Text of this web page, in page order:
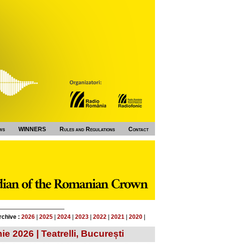
WINNERS Rules and Regulations Contact
: 2026 2025 2024 2023 2022 2021 2020
2026 | Teatrelli, București